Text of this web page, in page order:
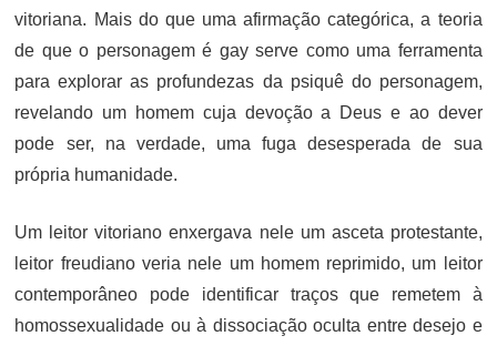
vitoriana. Mais do que uma afirmação categórica, a teoria
de que o personagem é gay serve como uma ferramenta
para explorar as profundezas da psiquê do personagem,
revelando um homem cuja devoção a Deus e ao dever
pode ser, na verdade, uma fuga desesperada de sua
própria humanidade.
Um leitor vitoriano enxergava nele um asceta protestante,
leitor freudiano veria nele um homem reprimido, um leitor
contemporâneo pode identificar traços que remetem à
homossexualidade ou à dissociação oculta entre desejo e